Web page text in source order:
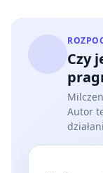
Czy
Autor